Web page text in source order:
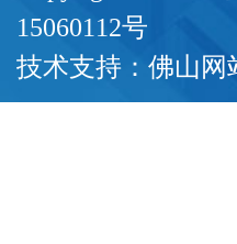
15060112号
技术支持： 佛山网